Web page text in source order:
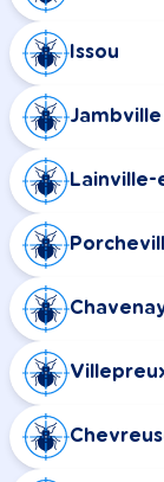
Issou
Jambville
Lainville-